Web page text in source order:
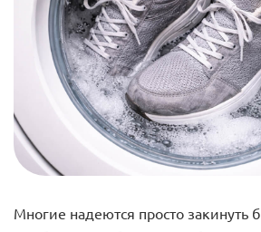
Многие надеются просто закинуть